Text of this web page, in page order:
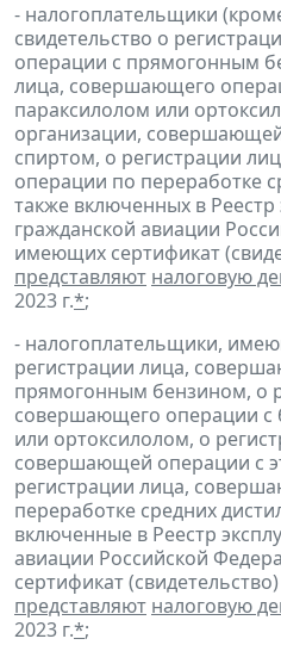
- налогоплательщики
свидетельство о
операции с прямогонным
лица, совершающего
параксилолом или
организации,
спиртом, о регистрации
операции по переработке
также включенных в Реестр
гражданской авиации
имеющих сертификат
представляют налоговую
2023 г.*;
- налогоплательщики,
регистрации лица,
прямогонным бензином, о
совершающего операции с
или ортоксилолом, о
совершающей операции с
регистрации лица,
переработке средних
включенные в Реестр
авиации Российской
сертификат
представляют налоговую
2023 г.*;